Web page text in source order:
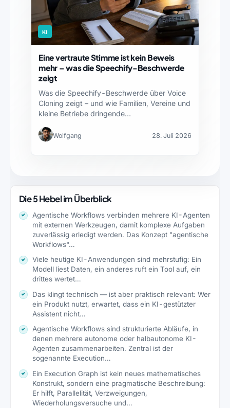
KI
Eine vertraute Stimme ist kein Beweis
mehr – was die Speechify-Beschwerde
zeigt
Was die Speechify-Beschwerde über Voice
Cloning zeigt – und wie Familien, Vereine und
kleine Betriebe dringende…
Wolfgang 28. Juli 2026
Die 5 Hebel im Überblick
Agentische Workflows verbinden mehrere KI-Agenten
mit externen Werkzeugen, damit komplexe Aufgaben
zuverlässig erledigt werden. Das Konzept "agentische
Workflows"…
Viele heutige KI-Anwendungen sind mehrstufig: Ein
Modell liest Daten, ein anderes ruft ein Tool auf, ein
drittes wertet…
Das klingt technisch — ist aber praktisch relevant: Wer
ein Produkt nutzt, erwartet, dass ein KI-gestützter
Assistent nicht…
Agentische Workflows sind strukturierte Abläufe, in
denen mehrere autonome oder halbautonome KI-
Agenten zusammenarbeiten. Zentral ist der
sogenannte Execution…
Ein Execution Graph ist kein neues mathematisches
Konstrukt, sondern eine pragmatische Beschreibung:
Er hilft, Parallelität, Verzweigungen,
Wiederholungsversuche und…